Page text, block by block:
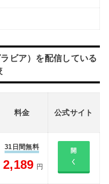
ビア）を配信している
料金 公式サイト
31日間無料
2,189 円
開
く